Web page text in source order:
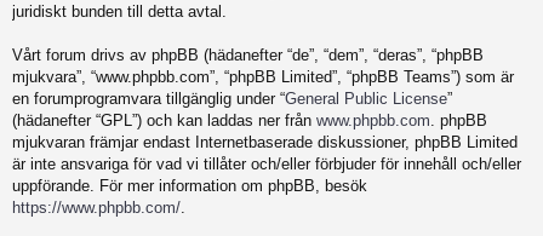
juridiskt bunden till detta avtal.
Vårt forum drivs av phpBB (hädanefter “de”, “dem”, “deras”, “phpBB
mjukvara”, “www.phpbb.com”, “phpBB Limited”, “phpBB Teams”) som är
en forumprogramvara tillgänglig under “General Public License”
(hädanefter “GPL”) och kan laddas ner från www.phpbb.com . phpBB
mjukvaran främjar endast Internetbaserade diskussioner, phpBB Limited
är inte ansvariga för vad vi tillåter och/eller förbjuder för innehåll och/eller
uppförande. För mer information om phpBB, besök
https://www.phpbb.com/